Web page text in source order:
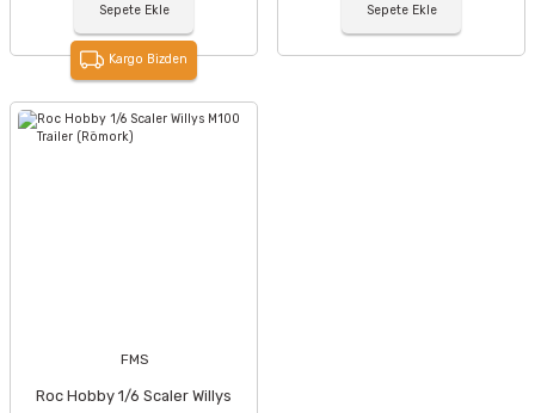
Sepete Ekle
Kargo Bizden
Sepete Ekle
FMS
Roc Hobby 1/6 Scaler Willys